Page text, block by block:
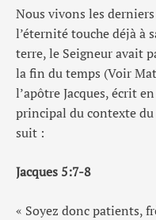
Nous vivons les
l’éternité touche déjà à
terre, le Seigneur avait
la fin du temps (Voir
l’apôtre Jacques, écrit
principal du contexte
suit :
Jacques 5:7-8
« Soyez donc patients,